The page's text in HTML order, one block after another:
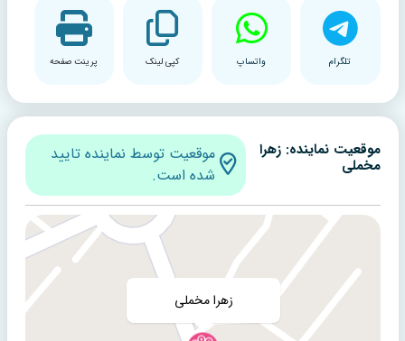
تلگرام واتساپ کپی لینک پرینت صفحه
موقعیت نماینده: زهرا
مخملی
موقعیت توسط نماینده تایید
شده است.